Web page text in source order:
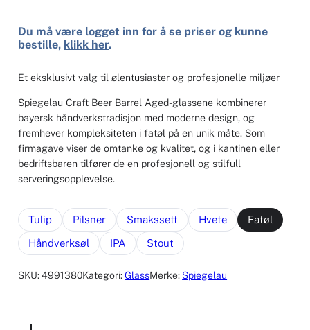
Du må være logget inn for å se priser og kunne
bestille, klikk her.
Et eksklusivt valg til ølentusiaster og profesjonelle miljøer
Spiegelau Craft Beer Barrel Aged-glassene kombinerer
bayersk håndverkstradisjon med moderne design, og
fremhever kompleksiteten i fatøl på en unik måte. Som
firmagave viser de omtanke og kvalitet, og i kantinen eller
bedriftsbaren tilfører de en profesjonell og stilfull
serveringsopplevelse.
Tulip Pilsner Smakssett Hvete
Fatøl
Håndverksøl
IPA Stout
SKU:4991380Kategori:GlassMerke: Spiegelau